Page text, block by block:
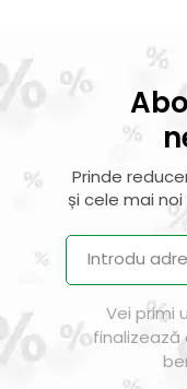
Prinde
și cele mai
Vei primi